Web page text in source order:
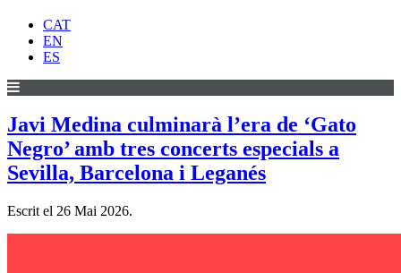
CAT
EN
ES
Javi Medina culminarà l’era de ‘Gato
Negro’ amb tres concerts especials a
Sevilla, Barcelona i Leganés
Escrit el 26 Mai 2026.